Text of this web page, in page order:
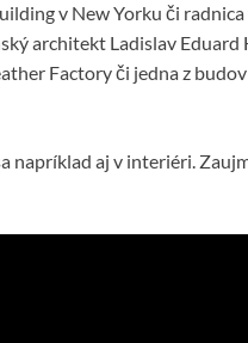
v New Yorku či radnica
architekt Ladislav Eduard
Factory či jedna z
napríklad aj v interiéri.